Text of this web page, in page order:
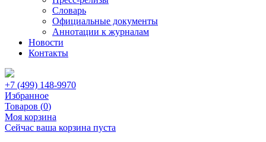
Словарь
Официальные документы
Аннотации к журналам
Новости
Контакты
+7 (499) 148-9970
Избранное
Товаров (0)
Моя корзина
Сейчас ваша корзина пуста